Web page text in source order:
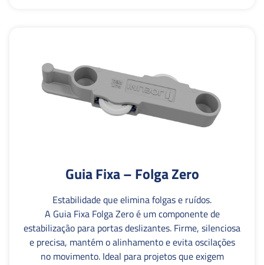
Guia Fixa – Folga Zero
Estabilidade que elimina folgas e ruídos.
A Guia Fixa Folga Zero é um componente de
estabilização para portas deslizantes. Firme, silenciosa
e precisa, mantém o alinhamento e evita oscilações
no movimento. Ideal para projetos que exigem